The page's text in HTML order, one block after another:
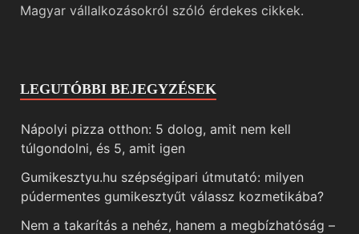
Magyar vállalkozásokról szóló érdekes cikkek.
LEGUTÓBBI BEJEGYZÉSEK
Nápolyi pizza otthon: 5 dolog, amit nem kell
túlgondolni, és 5, amit igen
Gumikesztyu.hu szépségipari útmutató: milyen
púdermentes gumikesztyűt válassz kozmetikába?
Nem a takarítás a nehéz, hanem a megbízhatóság –